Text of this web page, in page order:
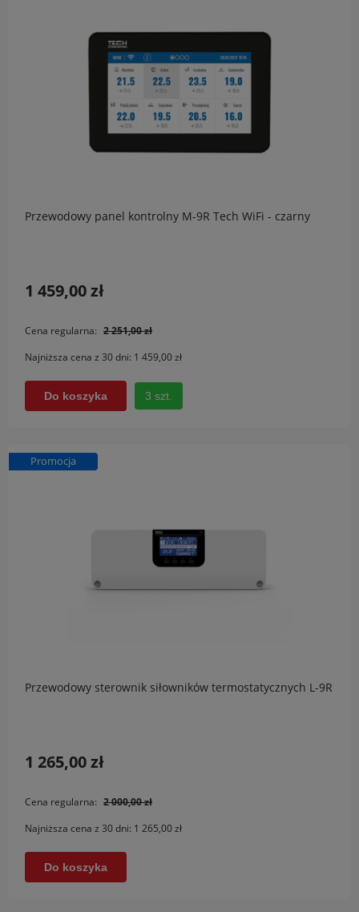
Przewodowy panel kontrolny M-9R Tech WiFi - czarny
1 459,00 zł
Cena regularna: 2 251,00 zł
Najniższa cena z 30 dni: 1 459,00 zł
Do koszyka 3 szt.
Przewodowy sterownik siłowników termostatycznych L-9R
1 265,00 zł
Cena regularna: 2 000,00 zł
Najniższa cena z 30 dni: 1 265,00 zł
Do koszyka
Promocja